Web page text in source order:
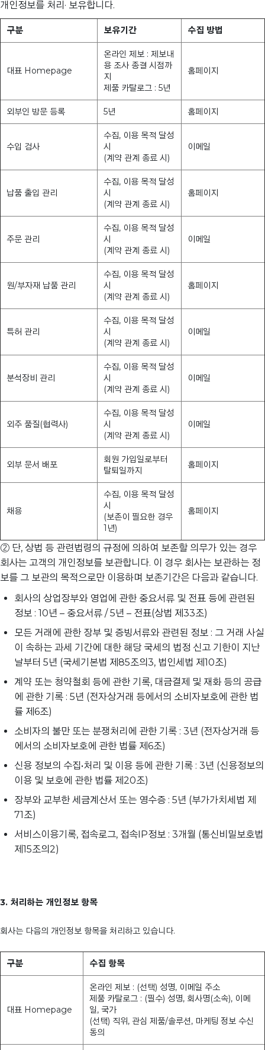
개인정보를 처리· 보유합니다.
구분 보유기간 수집 방법
대표 Homepage
온라인 제보 : 제보내
용 조사 종결 시점까
지
제품 카탈로그 : 5년
홈페이지
외부인 방문 등록 5년 홈페이지
수입 검사
수집, 이용 목적 달성
시
(계약 관계 종료 시)
이메일
납품 출입 관리
수집, 이용 목적 달성
시
(계약 관계 종료 시)
홈페이지
주문 관리
수집, 이용 목적 달성
시
(계약 관계 종료 시)
이메일
원/부자재 납품 관리
수집, 이용 목적 달성
시
(계약 관계 종료 시)
홈페이지
특허 관리
수집, 이용 목적 달성
시
(계약 관계 종료 시)
이메일
분석장비 관리
수집, 이용 목적 달성
시
(계약 관계 종료 시)
이메일
외주 품질(협력사)
수집, 이용 목적 달성
시
(계약 관계 종료 시)
이메일
외부 문서 배포
회원 가입일로부터
탈퇴일까지
홈페이지
채용
수집, 이용 목적 달성
시
(보존이 필요한 경우
1년)
홈페이지
② 단, 상법 등 관련법령의 규정에 의하여 보존할 의무가 있는 경우
회사는 고객의 개인정보를 보관합니다. 이 경우 회사는 보관하는 정
보를 그 보관의 목적으로만 이용하며 보존기간은 다음과 같습니다.
회사의 상업장부와 영업에 관한 중요서류 및 전표 등에 관련된
정보 : 10년 – 중요서류 / 5년 – 전표(상법 제33조)
모든 거래에 관한 장부 및 증빙서류와 관련된 정보 : 그 거래 사실
이 속하는 과세 기간에 대한 해당 국세의 법정 신고 기한이 지난
날부터 5년 (국세기본법 제85조의3, 법인세법 제10조)
계약 또는 청약철회 등에 관한 기록, 대금결제 및 재화 등의 공급
에 관한 기록 : 5년 (전자상거래 등에서의 소비자보호에 관한 법
률 제6조)
소비자의 불만 또는 분쟁처리에 관한 기록 : 3년 (전자상거래 등
에서의 소비자보호에 관한 법률 제6조)
신용 정보의 수집•처리 및 이용 등에 관한 기록 : 3년 (신용정보의
이용 및 보호에 관한 법률 제20조)
장부와 교부한 세금계산서 또는 영수증 : 5년 (부가가치세법 제
71조)
서비스이용기록, 접속로그, 접속IP정보 : 3개월 (통신비밀보호법
제15조의2)
3. 처리하는 개인정보 항목
회사는 다음의 개인정보 항목을 처리하고 있습니다.
구분 수집 항목
대표 Homepage
온라인 제보 : (선택) 성명, 이메일 주소
제품 카탈로그 : (필수) 성명, 회사명(소속), 이메
일, 국가
(선택) 직위, 관심 제품/솔루션, 마케팅 정보 수신
동의